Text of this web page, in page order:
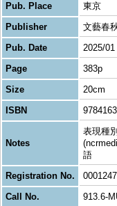
Pub. Place
東京
Publisher
文藝春
Pub. Date
2025/01
Page
383p
Size
20cm
ISBN
Notes
表現種
語
Registration No.
Call No.
913.6-